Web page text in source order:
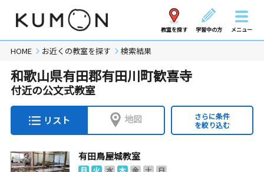
教室を探す 学習中の方 メニュー
HOME お近くの教室を探す 検索結果
和歌山県有田郡有田川町歓喜寺
付近の公文式教室
リスト 地図
さらに条件
を絞り込む
有田鳥屋城教室
月 火 水 木 金 土
日